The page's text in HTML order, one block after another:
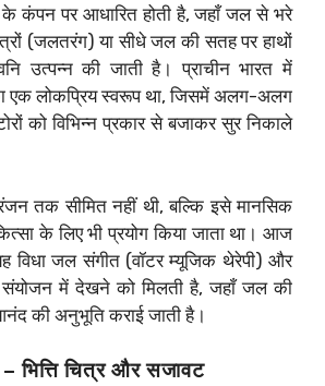
कंपन पर आधारित होती है, जहाँ जल से भरे
(जलतरंग) या सीधे जल की सतह पर हाथों
उत्पन्न की जाती है। प्राचीन भारत में
एक लोकप्रिय स्वरूप था, जिसमें अलग-अलग
को विभिन्न प्रकार से बजाकर सुर निकाले
तक सीमित नहीं थी, बल्कि इसे मानसिक
के लिए भी प्रयोग किया जाता था। आज
जल संगीत (वॉटर म्यूजिक थेरेपी) और
संयोजन में देखने को मिलती है, जहाँ जल की
की अनुभूति कराई जाती है।
भित्ति चित्र और सजावट